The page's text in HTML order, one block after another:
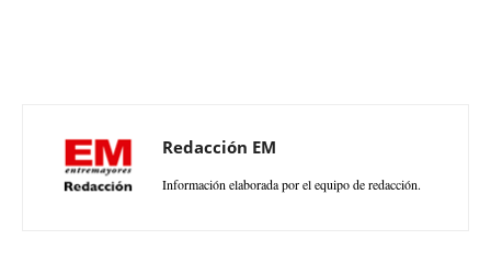
Redacción EM
Información elaborada por el equipo de redacción.